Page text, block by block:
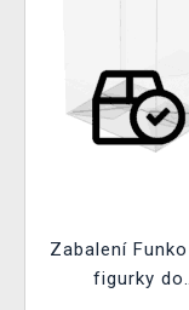
Zabalení
figurky do